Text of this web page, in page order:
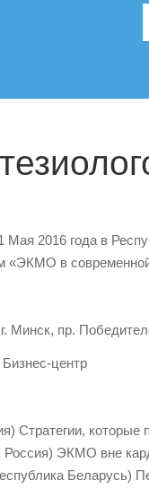
2016 года в
в
Минск, пр.
центр
Стратегии,
ЭКМО вне
Беларусь)